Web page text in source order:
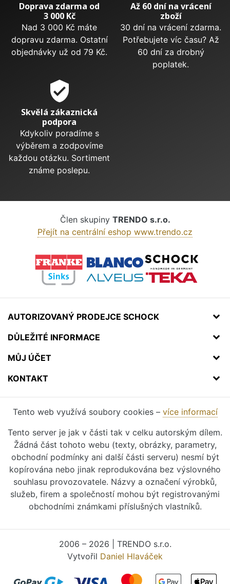
Doprava zdarma od
3 000 Kč
Nad 3 000 Kč máte
dopravu zdarma. Ostatní
objednávky už od 79 Kč.
Až 60 dní na vrácení
zboží
30 dní na vrácení zdarma.
Potřebujete víc času? Až
60 dní za drobný
poplatek.
verified_user
Skvělá zákaznická
podpora
Kdykoliv poradíme s
výběrem a zodpovíme
každou otázku. Sortiment
známe poslepu.
Člen skupiny TRENDO s.r.o.
Přejít na centrální eshop www.trendo.cz
AUTORIZOVANÝ PRODEJCE SCHOCK
DŮLEŽITÉ INFORMACE
MŮJ ÚČET
KONTAKT
Tento web využívá soubory cookies – více informací
Tento server je jak v části tak v celku autorským dílem.
Žádná část tohoto webu (texty, obrázky, parametry,
obchodní podmínky ani další části serveru) nesmí být
kopírována nebo jinak reprodukována bez výslovného
souhlasu provozovatele. Názvy a označení výrobků,
služeb, firem a společností mohou být registrovanými
obchodními známkami příslušných vlastníků.
2006 – 2026 | TRENDO s.r.o.
Vytvořil Daniel Hlaváček